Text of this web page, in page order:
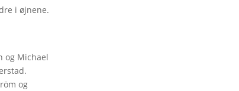
i øjnene.
og Michael
og